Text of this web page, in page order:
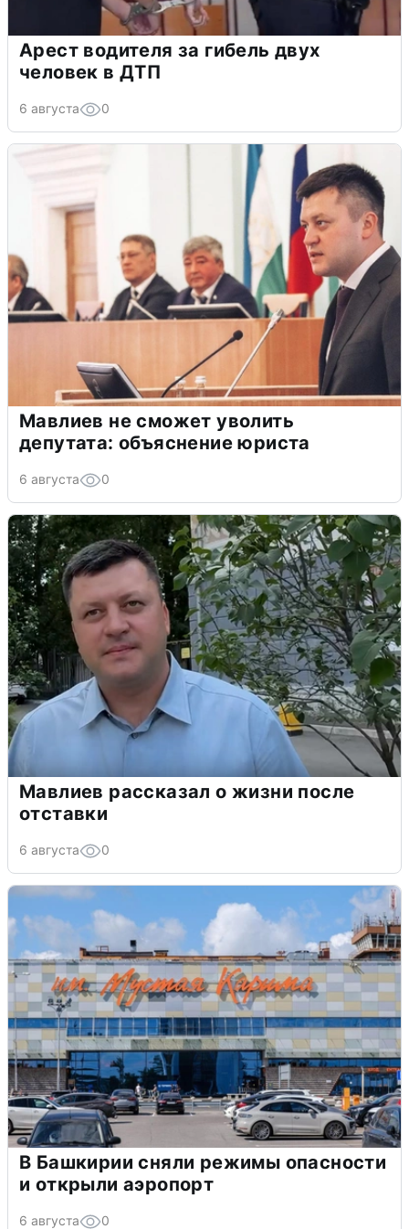
Арест водителя за гибель двух
человек в ДТП
6 августа 0
Мавлиев не сможет уволить
депутата: объяснение юриста
6 августа 0
Мавлиев рассказал о жизни после
отставки
6 августа 0
В Башкирии сняли режимы опасности
и открыли аэропорт
6 августа 0